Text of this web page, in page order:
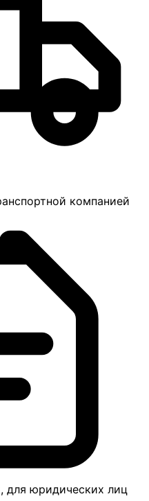
компанией
для юридических лиц